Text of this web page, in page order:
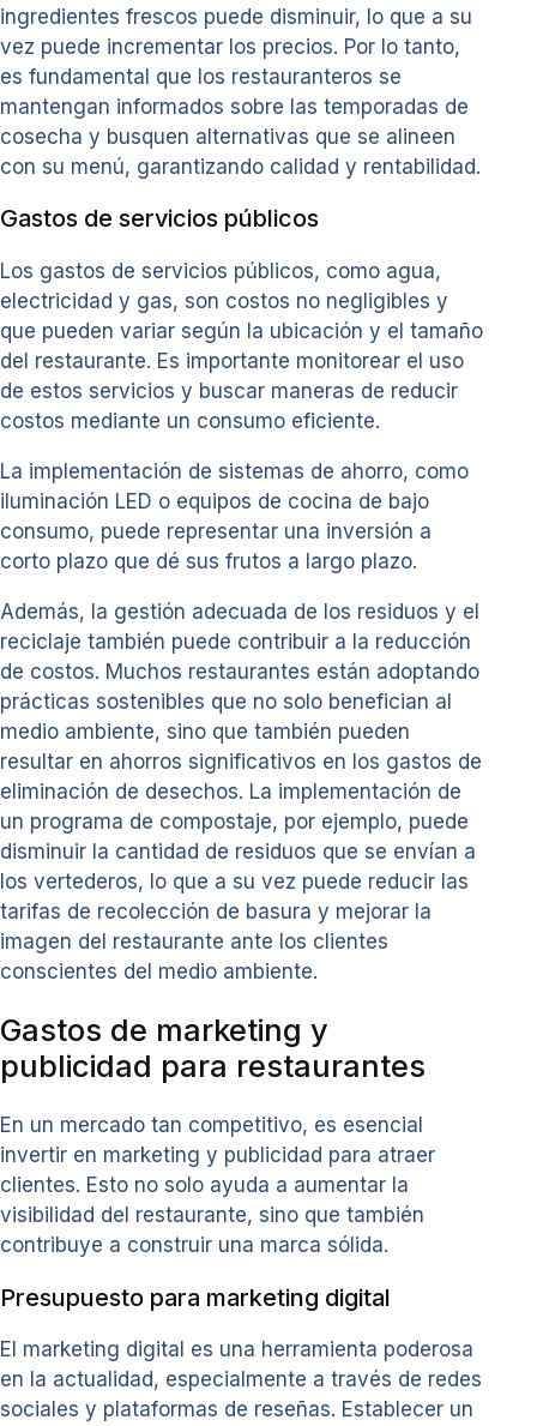
ingredientes frescos puede disminuir, lo que a su
vez puede incrementar los precios. Por lo tanto,
es fundamental que los restauranteros se
mantengan informados sobre las temporadas de
cosecha y busquen alternativas que se alineen
con su menú, garantizando calidad y rentabilidad.
Gastos de servicios públicos
Los gastos de servicios públicos, como agua,
electricidad y gas, son costos no negligibles y
que pueden variar según la ubicación y el tamaño
del restaurante. Es importante monitorear el uso
de estos servicios y buscar maneras de reducir
costos mediante un consumo eficiente.
La implementación de sistemas de ahorro, como
iluminación LED o equipos de cocina de bajo
consumo, puede representar una inversión a
corto plazo que dé sus frutos a largo plazo.
Además, la gestión adecuada de los residuos y el
reciclaje también puede contribuir a la reducción
de costos. Muchos restaurantes están adoptando
prácticas sostenibles que no solo benefician al
medio ambiente, sino que también pueden
resultar en ahorros significativos en los gastos de
eliminación de desechos. La implementación de
un programa de compostaje, por ejemplo, puede
disminuir la cantidad de residuos que se envían a
los vertederos, lo que a su vez puede reducir las
tarifas de recolección de basura y mejorar la
imagen del restaurante ante los clientes
conscientes del medio ambiente.
Gastos de marketing y
publicidad para restaurantes
En un mercado tan competitivo, es esencial
invertir en marketing y publicidad para atraer
clientes. Esto no solo ayuda a aumentar la
visibilidad del restaurante, sino que también
contribuye a construir una marca sólida.
Presupuesto para marketing digital
El marketing digital es una herramienta poderosa
en la actualidad, especialmente a través de redes
sociales y plataformas de reseñas. Establecer un